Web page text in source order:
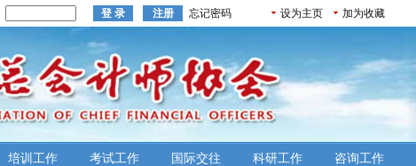
忘记密码 设为主页 加为收藏
培训工作 考试工作 国际交往 科研工作 咨询工作